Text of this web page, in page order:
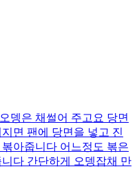
뎅은 채썰어 주고요 당면
면 팬에 당면을 넣고 진
아줍니다 어느정도 볶은
다 간단하게 오뎅잡채 만